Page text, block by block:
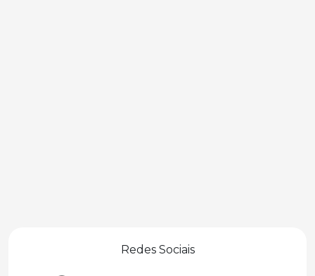
Redes Sociais